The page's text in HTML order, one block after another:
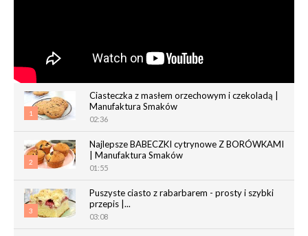
1
Ciasteczka z masłem orzechowym i czekoladą |
Manufaktura Smaków
02:36
2
Najlepsze BABECZKI cytrynowe Z BORÓWKAMI
| Manufaktura Smaków
01:55
3
Puszyste ciasto z rabarbarem - prosty i szybki
przepis |...
03:08